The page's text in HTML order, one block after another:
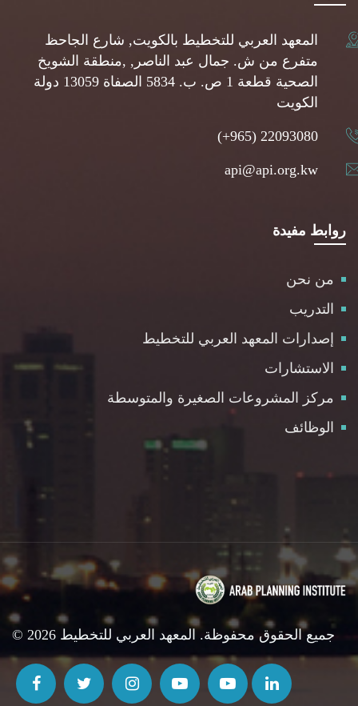
المعهد العربي للتخطيط بالكويت, شارع الجاحظ
متفرع من ش. جمال عبد الناصر, ,منطقة الشويخ
الصحية قطعة 1 ص. ب. 5834 الصفاة 13059 دولة
الكويت
(+965) 22093080
api@api.org.kw
روابط مفيدة
من نحن
التدريب
إصدارات المعهد العربي للتخطيط
الاستشارات
مركز المشروعات الصغيرة والمتوسطة
الوظائف
© 2026 جميع الحقوق محفوظة. المعهد العربي للتخطيط